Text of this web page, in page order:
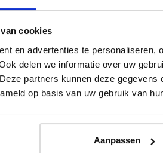
cookies
en advertenties te personaliseren,
delen we informatie over uw
partners kunnen deze
op basis van uw gebruik van
Aanpassen
en
en volledig
sfeer, het is
Yvonne
Wij hadden 2
met totaal 11
verpakt